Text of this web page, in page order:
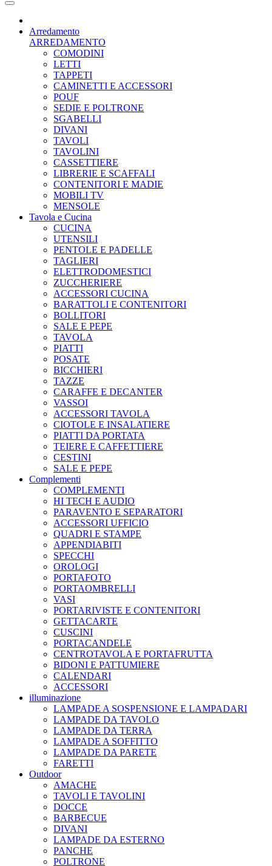
Arredamento
ARREDAMENTO
COMODINI
LETTI
TAPPETI
CAMINETTI E ACCESSORI
POUF
SEDIE E POLTRONE
SGABELLI
DIVANI
TAVOLI
TAVOLINI
CASSETTIERE
LIBRERIE E SCAFFALI
CONTENITORI E MADIE
MOBILI TV
MENSOLE
Tavola e Cucina
CUCINA
UTENSILI
PENTOLE E PADELLE
TAGLIERI
ELETTRODOMESTICI
ZUCCHERIERE
ACCESSORI CUCINA
BARATTOLI E CONTENITORI
BOLLITORI
SALE E PEPE
TAVOLA
PIATTI
POSATE
BICCHIERI
TAZZE
CARAFFE E DECANTER
VASSOI
ACCESSORI TAVOLA
CIOTOLE E INSALATIERE
PIATTI DA PORTATA
TEIERE E CAFFETTIERE
CESTINI
SALE E PEPE
Complementi
COMPLEMENTI
HI TECH E AUDIO
PARAVENTO E SEPARATORI
ACCESSORI UFFICIO
QUADRI E STAMPE
APPENDIABITI
SPECCHI
OROLOGI
PORTAFOTO
PORTAOMBRELLI
VASI
PORTARIVISTE E CONTENITORI
GETTACARTE
CUSCINI
PORTACANDELE
CENTROTAVOLA E PORTAFRUTTA
BIDONI E PATTUMIERE
CALENDARI
ACCESSORI
illuminazione
LAMPADE A SOSPENSIONE E LAMPADARI
LAMPADE DA TAVOLO
LAMPADE DA TERRA
LAMPADE A SOFFITTO
LAMPADE DA PARETE
FARETTI
Outdoor
AMACHE
TAVOLI E TAVOLINI
DOCCE
BARBECUE
DIVANI
LAMPADE DA ESTERNO
PANCHE
POLTRONE